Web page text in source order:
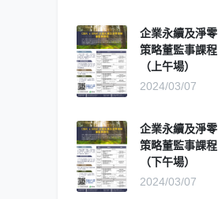
企業永續及淨零
策略董監事課程
（上午場）
2024/03/07
企業永續及淨零
策略董監事課程
（下午場）
2024/03/07